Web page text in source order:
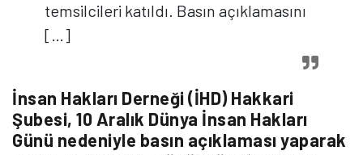
temsilcileri katıldı. Basın açıklamasını
[…]
İnsan Hakları Derneği (İHD) Hakkari
Şubesi, 10 Aralık Dünya İnsan Hakları
Günü nedeniyle basın açıklaması yaparak